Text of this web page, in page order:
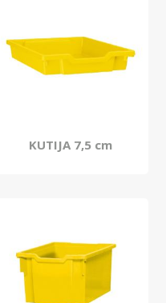
KUTIJA 7,5 cm